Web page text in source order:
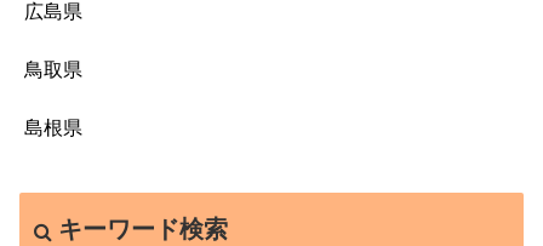
広島県
鳥取県
島根県
キーワード検索